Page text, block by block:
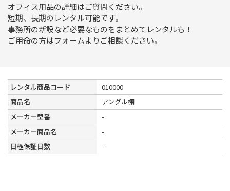
オフィス用品の詳細はご質問ください。
短期、長期のレンタル可能です。
事務所の新設など必要なものをまとめてレンタルも！
ご用命の方はフォームよりご相談ください。
レンタル商品コード
010000
商品名
アングル棚
メーカー型番
-
メーカー商品名
-
日極保証日数
-